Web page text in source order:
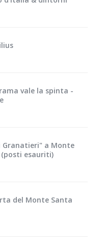
vale la spinta -
Granatieri" a Monte
(posti esauriti)
del Monte Santa